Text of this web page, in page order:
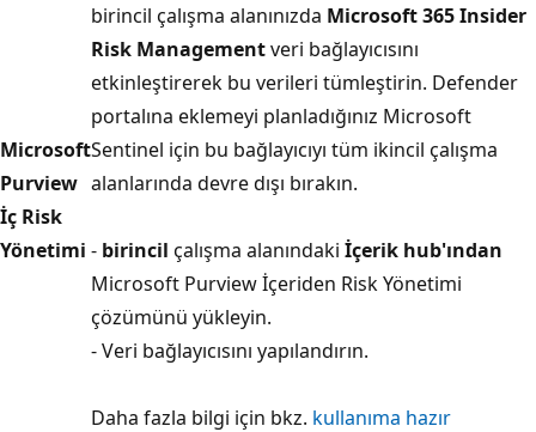
Microsoft
Purview
İç Risk
Yönetimi
birincil çalışma alanınızda Microsoft 365 Insider
Risk Managementveri bağlayıcısını
etkinleştirerek bu verileri tümleştirin. Defender
portalına eklemeyi planladığınız Microsoft
Sentinel için bu bağlayıcıyı tüm ikincil çalışma
alanlarında devre dışı bırakın.
- birincil çalışma alanındaki İçerik hub'ından
Microsoft Purview İçeriden Risk Yönetimi
çözümünü yükleyin.
- Veri bağlayıcısını yapılandırın.
Daha fazla bilgi için bkz. kullanıma hazır